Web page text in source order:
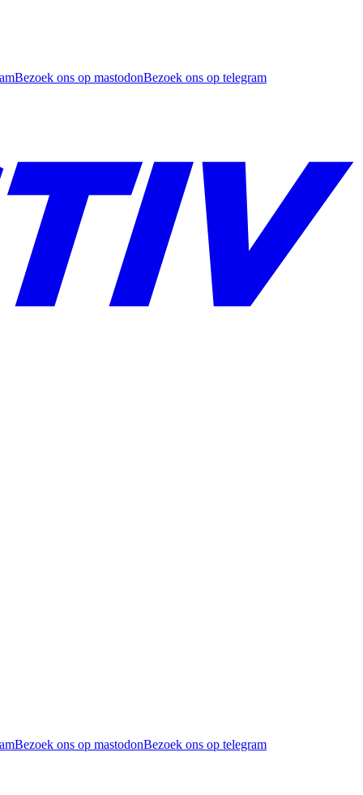
Bezoek ons op mastodonBezoek ons op telegram
Bezoek ons op mastodonBezoek ons op telegram